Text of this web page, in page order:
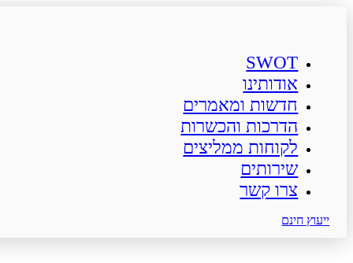
SWOT
אודותינו
חדשות ומאמרים
הדרכות והכשרות
לקוחות ממליצים
שירותים
צרו קשר
ייעוץ חינם